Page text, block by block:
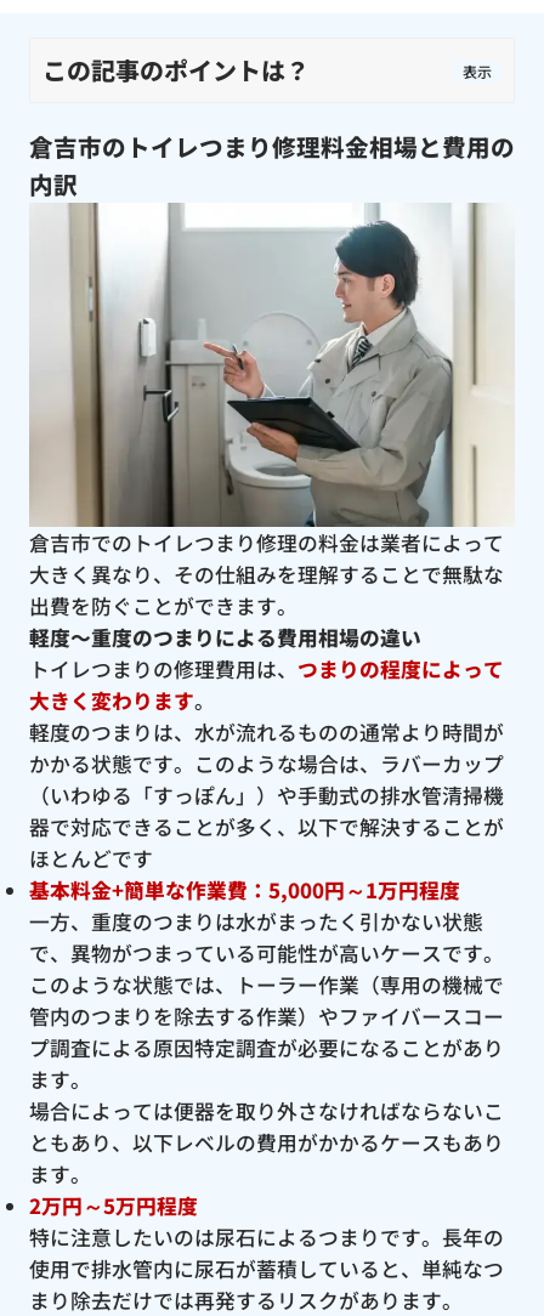
この記事のポイントは？ 表示
倉吉市のトイレつまり修理料金相場と費用の
内訳
倉吉市でのトイレつまり修理の料金は業者によって
大きく異なり、その仕組みを理解することで無駄な
出費を防ぐことができます。
軽度〜重度のつまりによる費用相場の違い
トイレつまりの修理費用は、 つまりの程度によって
大きく変わります。
軽度のつまりは、水が流れるものの通常より時間が
かかる状態です。このような場合は、ラバーカップ
（いわゆる「すっぽん」）や手動式の排水管清掃機
器で対応できることが多く、以下で解決することが
ほとんどです
基本料金+簡単な作業費：5,000円～1万円程度
一方、重度のつまりは水がまったく引かない状態
で、異物がつまっている可能性が高いケースです。
このような状態では、トーラー作業（専用の機械で
管内のつまりを除去する作業）やファイバースコー
プ調査による原因特定調査が必要になることがあり
ます。
場合によっては便器を取り外さなければならないこ
ともあり、以下レベルの費用がかかるケースもあり
ます。
2万円～5万円程度
特に注意したいのは尿石によるつまりです。長年の
使用で排水管内に尿石が蓄積していると、単純なつ
まり除去だけでは再発するリスクがあります。